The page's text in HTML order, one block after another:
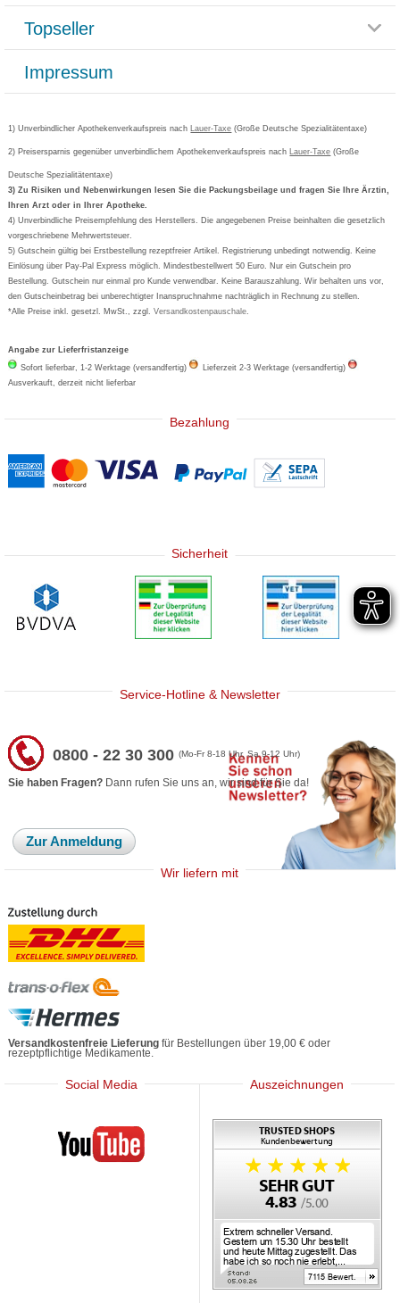
Datenschutz
AGB
Cookie-Einstellungen
Vertrag widerrufen
Paketlieferstatus
Versandkosten
Bestellschein ausfüllen
Newsletteranmeldung
Rezeptlieferung
Bonusprogramm
Gutschein und Rabatte
Kundenbewertung
Topseller
Grippostad
Bepanthen
Formoline
Wick
Eucerin
Basica
Impressum
1) Unverbindlicher Apothekenverkaufspreis nach Lauer-Taxe (Große Deutsche Spezialitätentaxe)
2) Preisersparnis gegenüber unverbindlichem Apothekenverkaufspreis nach Lauer-Taxe (Große
Deutsche Spezialitätentaxe)
3) Zu Risiken und Nebenwirkungen lesen Sie die Packungsbeilage und fragen Sie Ihre Ärztin,
Ihren Arzt oder in Ihrer Apotheke.
4) Unverbindliche Preisempfehlung des Herstellers. Die angegebenen Preise beinhalten die gesetzlich
vorgeschriebene Mehrwertsteuer.
5) Gutschein gültig bei Erstbestellung rezeptfreier Artikel. Registrierung unbedingt notwendig. Keine
Einlösung über Pay-Pal Express möglich. Mindestbestellwert 50 Euro. Nur ein Gutschein pro
Bestellung. Gutschein nur einmal pro Kunde verwendbar. Keine Barauszahlung. Wir behalten uns vor,
den Gutscheinbetrag bei unberechtigter Inanspruchnahme nachträglich in Rechnung zu stellen.
*Alle Preise inkl. gesetzl. MwSt., zzgl.Versandkostenpauschale
Angabe zur Lieferfristanzeige
Sofort lieferbar, 1-2 Werktage (versandfertig)
Lieferzeit 2-3 Werktage (versandfertig)
Ausverkauft, derzeit nicht lieferbar
Bezahlung
Sicherheit
Service-Hotline & Newsletter
0800 - 22 30 300(Mo-Fr 8-18 Uhr, Sa 9-12 Uhr)
Sie haben Fragen? Dann rufen Sie uns an, wir sind für Sie da!
Zur Anmeldung
Wir liefern mit
Versandkostenfreie Lieferung für Bestellungen über 19,00 € oder
rezeptpflichtige Medikamente.
Social Media
Mediherz
Auszeichnungen